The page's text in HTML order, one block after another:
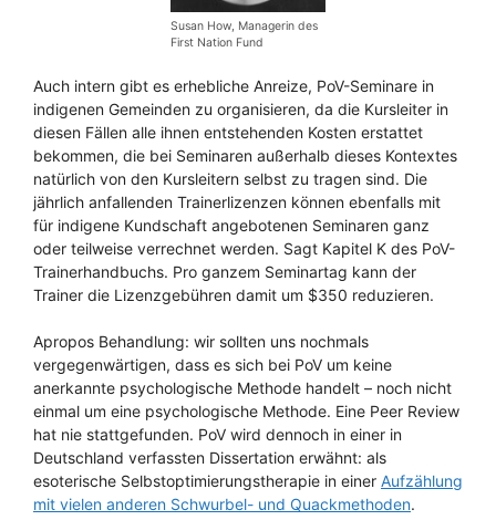
Susan How, Managerin des
First Nation Fund
Auch intern gibt es erhebliche Anreize, PoV-Seminare in
indigenen Gemeinden zu organisieren, da die Kursleiter in
diesen Fällen alle ihnen entstehenden Kosten erstattet
bekommen, die bei Seminaren außerhalb dieses Kontextes
natürlich von den Kursleitern selbst zu tragen sind. Die
jährlich anfallenden Trainerlizenzen können ebenfalls mit
für indigene Kundschaft angebotenen Seminaren ganz
oder teilweise verrechnet werden. Sagt Kapitel K des PoV-
Trainerhandbuchs. Pro ganzem Seminartag kann der
Trainer die Lizenzgebühren damit um $350 reduzieren.
Apropos Behandlung: wir sollten uns nochmals
vergegenwärtigen, dass es sich bei PoV um keine
anerkannte psychologische Methode handelt – noch nicht
einmal um eine psychologische Methode. Eine Peer Review
hat nie stattgefunden. PoV wird dennoch in einer in
Deutschland verfassten Dissertation erwähnt: als
esoterische Selbstoptimierungstherapie in einer Aufzählung
mit vielen anderen Schwurbel- und Quackmethoden.